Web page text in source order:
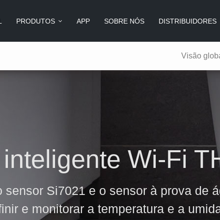
PRODUTOS
SONOFF Slampher
SONOFF S26BR
APP SOBRE NÓS DISTRIBUIDORES
Visão
Wi-Fi
sensor Si7021 e o sensor à prova de
e monitorar a temperatura e a